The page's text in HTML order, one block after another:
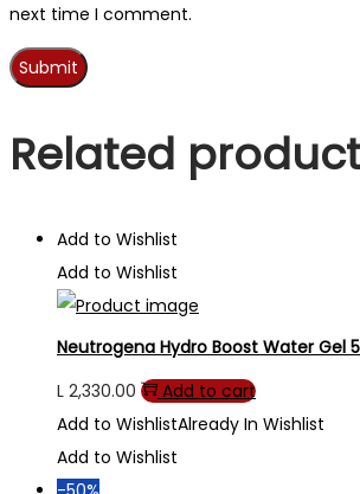
next time I comment.
Related
Add to Wishlist
Add to Wishlist
Neutrogena Hydro Boost Water Gel
L 2,330.00
Add to cart
Add to WishlistAlready In Wishlist
Add to Wishlist